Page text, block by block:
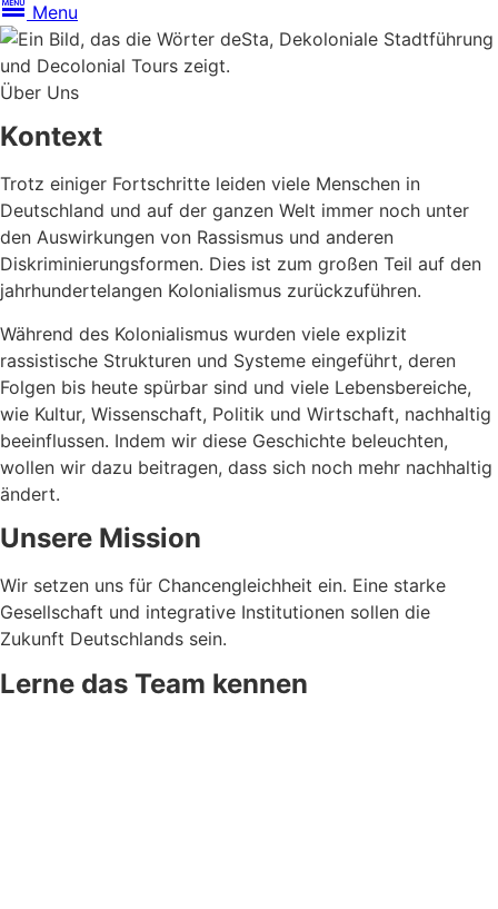
Menu
Über Uns
Kontext
Trotz einiger Fortschritte leiden viele Menschen in
Deutschland und auf der ganzen Welt immer noch unter
den Auswirkungen von Rassismus und anderen
Diskriminierungsformen. Dies ist zum großen Teil auf den
jahrhundertelangen Kolonialismus zurückzuführen.
Während des Kolonialismus wurden viele explizit
rassistische Strukturen und Systeme eingeführt, deren
Folgen bis heute spürbar sind und viele Lebensbereiche,
wie Kultur, Wissenschaft, Politik und Wirtschaft, nachhaltig
beeinflussen. Indem wir diese Geschichte beleuchten,
wollen wir dazu beitragen, dass sich noch mehr nachhaltig
ändert.
Unsere Mission
Wir setzen uns für Chancengleichheit ein. Eine starke
Gesellschaft und integrative Institutionen sollen die
Zukunft Deutschlands sein.
Lerne das Team kennen